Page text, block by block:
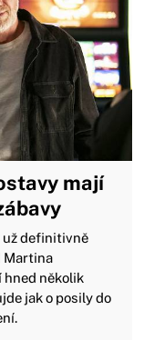
mají
už definitivně
Martina
hned několik
jak o posily do